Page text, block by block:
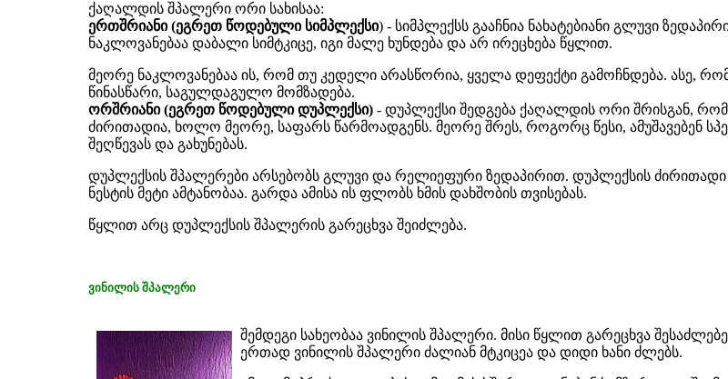
ქაღალდის შპალერი ორი სახისაა:
ერთშრიანი (ეგრეთ წოდებული სიმპლექსი) - სიმპლექსს გააჩნია ნახატებიანი გლუვი
ნაკლოვანებაა დაბალი სიმტკიცე, იგი მალე ხუნდება და არ ირეცხება წყლით.
მეორე ნაკლოვანებაა ის, რომ თუ კედელი არასწორია, ყველა დეფექტი გამოჩნდება. ასე,
წინასწარი, საგულდაგულო მომზადება.
ორშრიანი (ეგრეთ წოდებული დუპლექსი) - დუპლექსი შედგება ქაღალდის ორი შრისგან,
ძირითადია, ხოლო მეორე, საფარს წარმოადგენს. მეორე შრეს, როგორც წესი, ამუშავებენ
შეღწევას და გახუნებას.
დუპლექსის შპალერები არსებობს გლუვი და რელიეფური ზედაპირით. დუპლექსის
ნესტის მეტი ამტანობაა. გარდა ამისა ის ფლობს ხმის დახშობის თვისებას.
წყლით არც დუპლექსის შპალერის გარეცხვა შეიძლება.
ვინილის შპალერი
შემდეგი სახეობაა ვინილის შპალერი. მისი წყლით გარეცხვა
ერთად ვინილის შპალერი ძალიან მტკიცეა და დიდი ხანი ძლებს.